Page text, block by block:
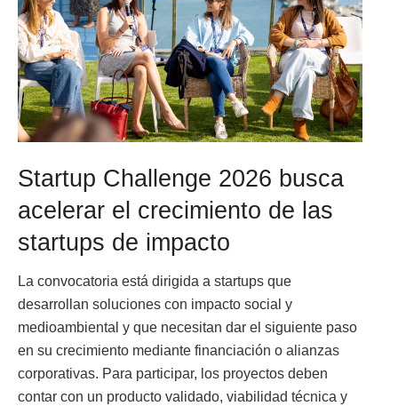
Startup Challenge 2026 busca
acelerar el crecimiento de las
startups de impacto
La convocatoria está dirigida a startups que
desarrollan soluciones con impacto social y
medioambiental y que necesitan dar el siguiente paso
en su crecimiento mediante financiación o alianzas
corporativas. Para participar, los proyectos deben
contar con un producto validado, viabilidad técnica y